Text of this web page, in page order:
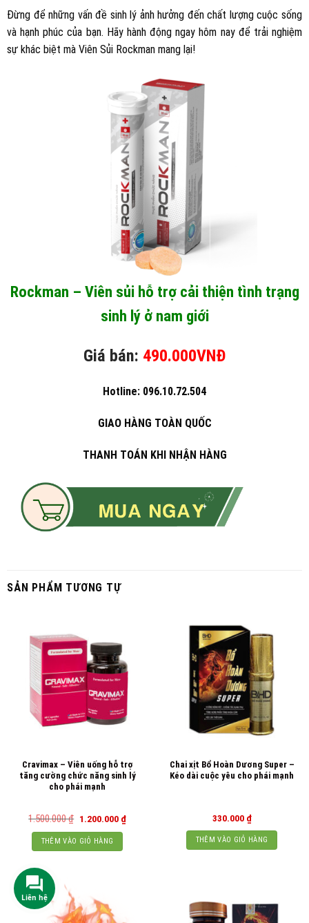
Đừng để những vấn đề sinh lý ảnh hưởng đến chất lượng cuộc sống
và hạnh phúc của bạn. Hãy hành động ngay hôm nay để trải nghiệm
sự khác biệt mà Viên Sủi Rockman mang lại!
Rockman – Viên sủi hỗ trợ cải thiện tình trạng
sinh lý ở nam giới
Giá bán: 490.000VNĐ
Hotline: 096.10.72.504
GIAO HÀNG TOÀN QUỐC
THANH TOÁN KHI NHẬN HÀNG
SẢN PHẨM TƯƠNG TỰ
Cravimax – Viên uống hỗ trợ
tăng cường chức năng sinh lý
cho phái mạnh
1.500.000₫ Giá
là:
1.500.000 ₫.
1.200.000 ₫Giá
hiện
THÊM VÀO GIỎ HÀNG
Chai xịt Bổ Hoàn Dương Super –
Kéo dài cuộc yêu cho phái mạnh
330.000 ₫
THÊM VÀO GIỎ HÀNG